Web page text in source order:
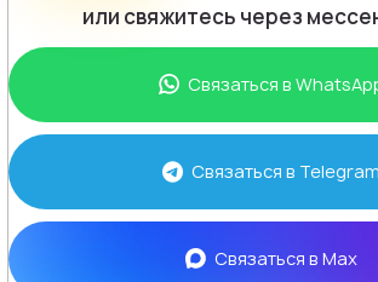
или свяжитесь через
Связаться в
Связаться в Telegram
Связаться вMax